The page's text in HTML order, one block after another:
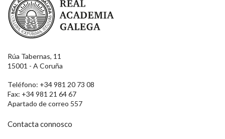
Rúa Tabernas, 11
15001 - A Coruña
Teléfono: +34 981 20 73 08
Fax: +34 981 21 64 67
Apartado de correo 557
Contacta connosco